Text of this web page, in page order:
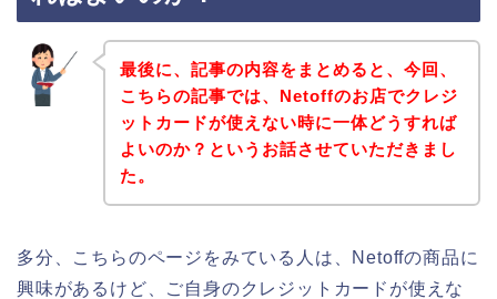
最後に、記事の内容をまとめると、今回、
こちらの記事では、Netoffのお店でクレジ
ットカードが使えない時に一体どうすれば
よいのか？というお話させていただきまし
た。
多分、こちらのページをみている人は、Netoffの商品に
興味があるけど、ご自身のクレジットカードが使えな